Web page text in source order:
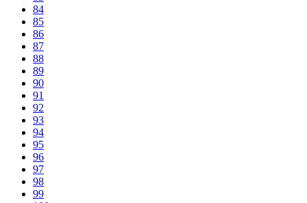
84
85
86
87
88
89
90
91
92
93
94
95
96
97
98
99